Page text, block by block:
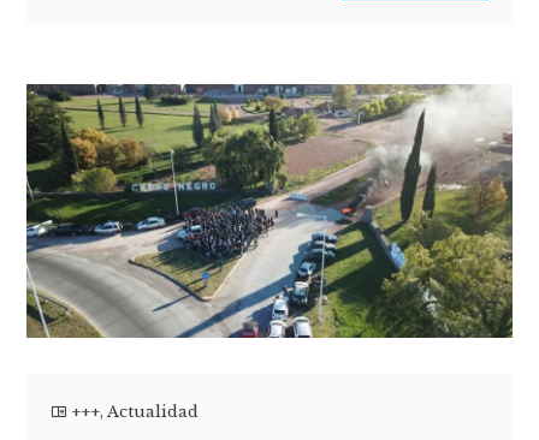
+++,Actualidad